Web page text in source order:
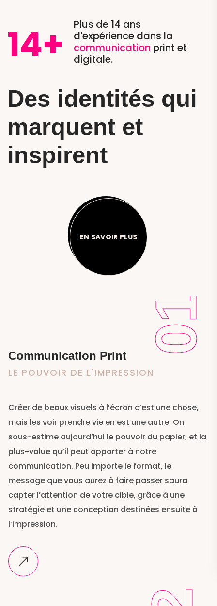
14+ Plus de 14 ans
d'expérience dans la
communication print et
digitale.
Des identités qui
marquent et
inspirent
EN SAVOIR PLUS
01​
Communication Print
LE POUVOIR DE L'IMPRESSION
Créer de beaux visuels à l’écran c’est une chose,
mais les voir prendre vie en est une autre. On
sous-estime aujourd’hui le pouvoir du papier, et la
plus-value qu’il peut apporter à notre
communication. Peu importe le format, le
message que vous aurez à faire passer saura
capter l’attention de votre cible, grâce à une
stratégie et une conception destinées ensuite à
l’impression.